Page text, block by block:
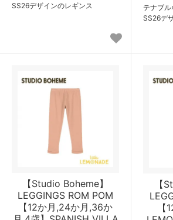
SS26デザインのレギンス
テナブル
SS26デ
【Studio Boheme】
LEGGINGS ROM POM
【12か月,24か月,36か
【
【